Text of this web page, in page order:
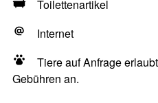
Toilettenartikel
Internet
Tiere auf Anfrage
Gebühren an.